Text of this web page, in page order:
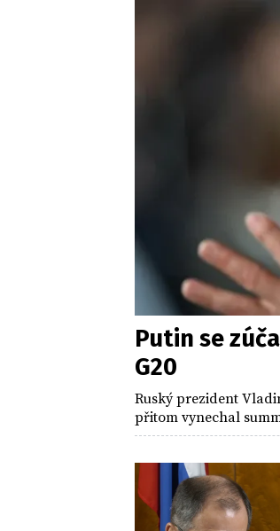
Putin se
G20
Ruský prezident
přitom vynechal